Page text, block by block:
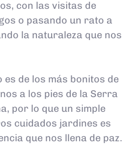
con las visitas de
o pasando un rato a
la naturaleza que nos
de los más bonitos de
a los pies de la Serra
por lo que un simple
cuidados jardines es
que nos llena de paz.